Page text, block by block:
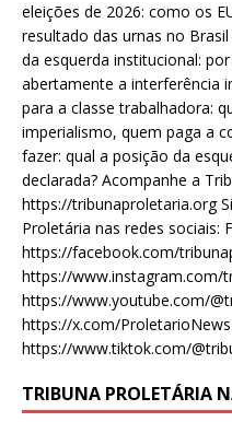
eleições de 2026: como os
resultado das urnas no
da esquerda institucional:
abertamente a interferência
para a classe trabalhadora:
imperialismo, quem paga a
fazer: qual a posição da
declarada? Acompanhe a
https://tribunaproletaria.org
Proletária nas redes sociais:
https://facebook.com/
https://www.instagram.com/
https://www.youtube.com/
https://x.com/
https://www.tiktok.com/
TRIBUNA PROLETÁRIA